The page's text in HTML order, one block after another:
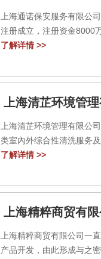
上海通诺保安服务有限公
注册成立，注册资金8000
了解详情 >>
上海清芷环境管理
上海清芷环境管理有限公
类室內外综合性清洗服务
了解详情 >>
上海精粹商贸有限
上海精粹商贸有限公司一
产品开发，由此形成与之